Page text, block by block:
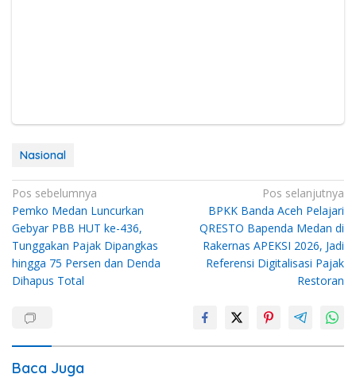
Nasional
Navigasi
pos
Pos sebelumnya
Pemko Medan Luncurkan
Gebyar PBB HUT ke-436,
Tunggakan Pajak Dipangkas
hingga 75 Persen dan Denda
Dihapus Total
Pos selanjutnya
BPKK Banda Aceh Pelajari
QRESTO Bapenda Medan di
Rakernas APEKSI 2026, Jadi
Referensi Digitalisasi Pajak
Restoran
Baca Juga